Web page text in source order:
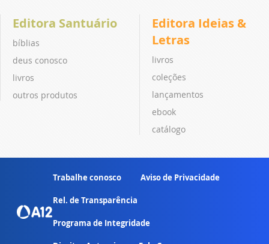
Editora Santuário
bíblias
deus conosco
livros
outros produtos
Editora Ideias &
Letras
livros
coleções
lançamentos
ebook
catálogo
Trabalhe conosco Aviso de Privacidade
Rel. de Transparência
Programa de Integridade